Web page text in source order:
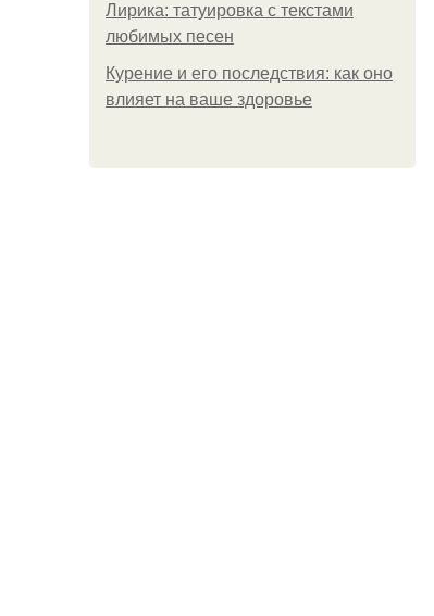
Лирика: татуировка с текстами
любимых песен
Курение и его последствия: как оно
влияет на ваше здоровье